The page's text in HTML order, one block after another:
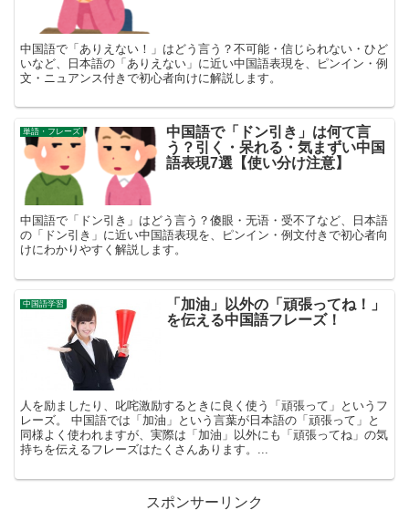
中国語で「ありえない！」はどう言う？不可能・信じられない・ひど
いなど、日本語の「ありえない」に近い中国語表現を、ピンイン・例
文・ニュアンス付きで初心者向けに解説します。
単語・フレーズ
中国語で「ドン引き」は何て言
う？引く・呆れる・気まずい中国
語表現7選【使い分け注意】
中国語で「ドン引き」はどう言う？傻眼・无语・受不了など、日本語
の「ドン引き」に近い中国語表現を、ピンイン・例文付きで初心者向
けにわかりやすく解説します。
中国語学習
「加油」以外の「頑張ってね！」
を伝える中国語フレーズ！
人を励ましたり、叱咤激励するときに良く使う「頑張って」というフ
レーズ。 中国語では「加油」という言葉が日本語の「頑張って」と
同様よく使われますが、実際は「加油」以外にも「頑張ってね」の気
持ちを伝えるフレーズはたくさんあります。...
スポンサーリンク